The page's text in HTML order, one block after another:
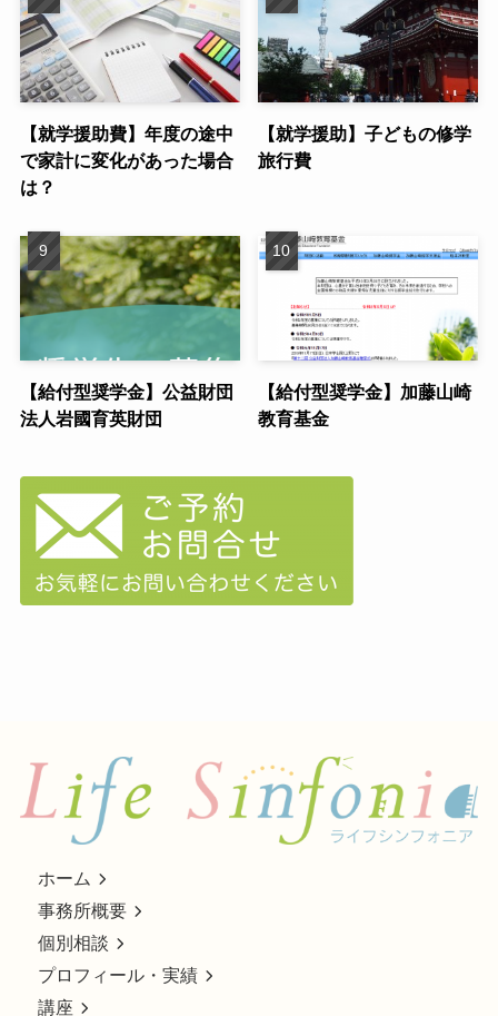
【就学援助費】年度の途中
で家計に変化があった場合
は？
【就学援助】子どもの修学
旅行費
【給付型奨学金】公益財団
法人岩國育英財団
【給付型奨学金】加藤山崎
教育基金
ホーム
事務所概要
個別相談
プロフィール・実績
講座